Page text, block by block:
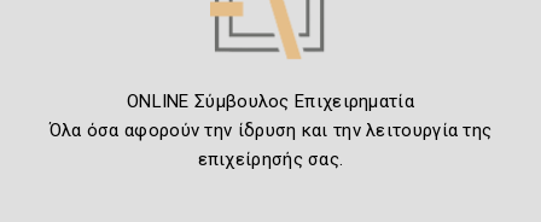
ONLINE Σύμβουλος Επιχειρηματία
Όλα όσα αφορούν την ίδρυση και την λειτουργία της
επιχείρησής σας.